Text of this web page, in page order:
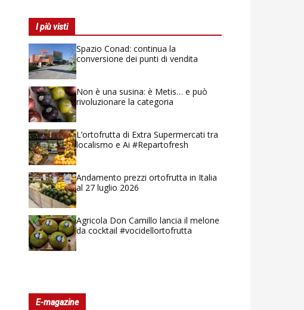
I più visti
Spazio Conad: continua la
conversione dei punti di vendita
Non è una susina: è Metis… e può
rivoluzionare la categoria
L’ortofrutta di Extra Supermercati tra
localismo e Ai #Repartofresh
Andamento prezzi ortofrutta in Italia
al 27 luglio 2026
Agricola Don Camillo lancia il melone
da cocktail #vocidellortofrutta
E-magazine